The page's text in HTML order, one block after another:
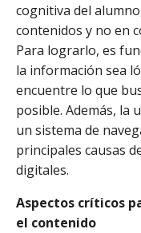
cognitiva del
contenidos y no en
Para lograrlo, es
la información sea
encuentre lo que
posible. Además, la
un sistema de
principales causas
digitales.
Aspectos críticos
el contenido